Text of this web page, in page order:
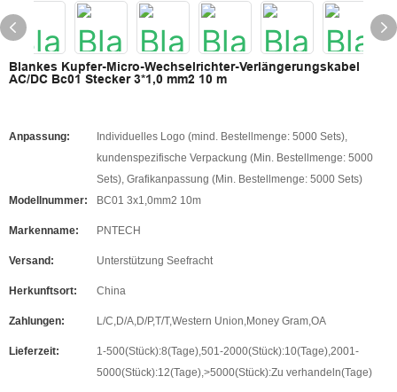
Blankes Kupfer-Micro-Wechselrichter-Verlängerungskabel
AC/DC Bc01 Stecker 3*1,0 mm2 10 m
Anpassung:
Individuelles Logo (mind. Bestellmenge: 5000 Sets),
kundenspezifische Verpackung (Min. Bestellmenge: 5000
Sets), Grafikanpassung (Min. Bestellmenge: 5000 Sets)
Modellnummer:
BC01 3x1,0mm2 10m
Markenname: PNTECH
Versand: Unterstützung Seefracht
Herkunftsort: China
Zahlungen: L/C,D/A,D/P,T/T,Western Union,Money Gram,OA
Lieferzeit:
1-500(Stück):8(Tage),501-2000(Stück):10(Tage),2001-
5000(Stück):12(Tage),>5000(Stück):Zu verhandeln(Tage)